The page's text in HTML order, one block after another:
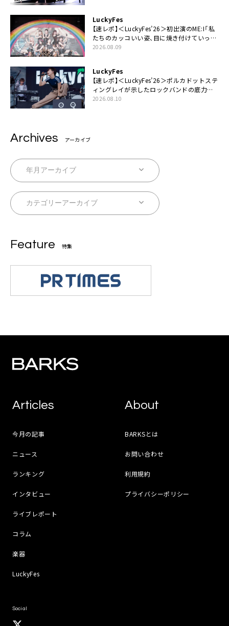
LuckyFes
【速レポ】＜LuckyFes’26＞初出演のME:I「私
たちのカッコいい姿、目に焼き付けていって
ください！」
2026.08.09
LuckyFes
【速レポ】＜LuckyFes’26＞ポルカドットステ
ィングレイが示したロックバンドの底力
「LuckyFesのマスコットキャラクターである
2026.08.10
Archives アーカイブ
Feature 特集
Articles
今月の記事
ニュース
ランキング
インタビュー
ライブレポート
コラム
楽器
LuckyFes
About
BARKSとは
お問い合わせ
利用規約
プライバシーポリシー
Social